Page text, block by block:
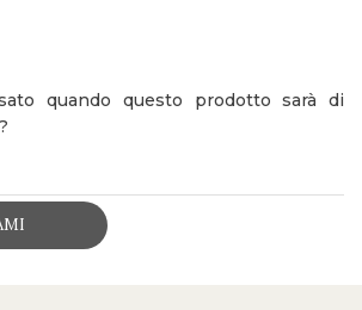
quando questo prodotto sarà di